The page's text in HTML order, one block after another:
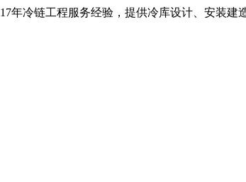
17年冷链工程服务经验，提供冷库设计、安装建